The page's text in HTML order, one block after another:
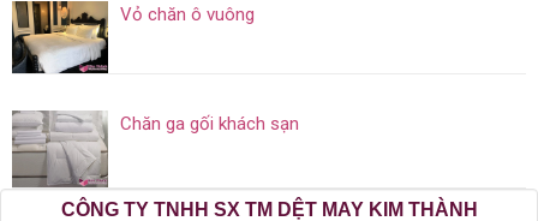
Vỏ chăn ô vuông
Chăn ga gối khách sạn
CÔNG TY TNHH SX TM DỆT MAY KIM THÀNH